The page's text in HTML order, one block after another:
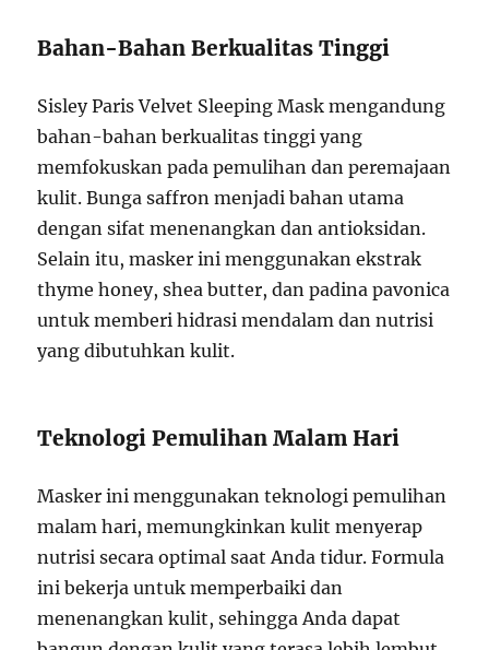
Bahan-Bahan Berkualitas Tinggi
Sisley Paris Velvet Sleeping Mask mengandung
bahan-bahan berkualitas tinggi yang
memfokuskan pada pemulihan dan peremajaan
kulit. Bunga saffron menjadi bahan utama
dengan sifat menenangkan dan antioksidan.
Selain itu, masker ini menggunakan ekstrak
thyme honey, shea butter, dan padina pavonica
untuk memberi hidrasi mendalam dan nutrisi
yang dibutuhkan kulit.
Teknologi Pemulihan Malam Hari
Masker ini menggunakan teknologi pemulihan
malam hari, memungkinkan kulit menyerap
nutrisi secara optimal saat Anda tidur. Formula
ini bekerja untuk memperbaiki dan
menenangkan kulit, sehingga Anda dapat